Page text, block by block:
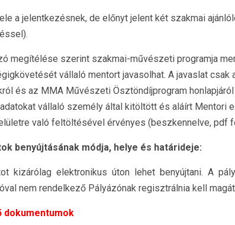
a jelentkezésnek, de előnyt jelent két szakmai
megítélése szerint szakmai-művészeti programja
vállaló mentort javasolhat. A javaslat csak
és az MMA Művészeti Ösztöndíjprogram
vállaló személy által kitöltött és aláírt Mentori
való feltöltésével érvényes (beszkennelve, pdf
benyújtásának módja, helye és határideje:
kizárólag elektronikus úton lehet benyújtani. A
nem rendelkező Pályázónak regisztrálnia kell
dokumentumok